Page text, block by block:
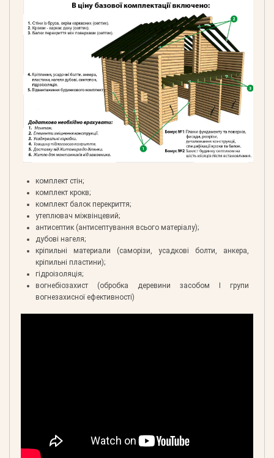
комплект стін;
комплект крокв;
комплект балок перекриття;
утеплювач міжвінцевий;
антисептик (антисептування всього матеріалу);
дубові нагеля;
кріпильні материали (саморізи, усадкові болти, анкера,
кріпильні пластини);
гідроізоляція;
вогнебіозахист (обробка деревини засобом І групи
вогнезахисної ефективності)